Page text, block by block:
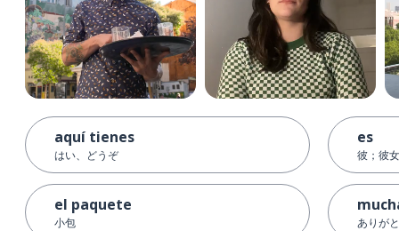
aquí tienes
はい、どうぞ
el paquete
小包
es
彼；彼
ありが